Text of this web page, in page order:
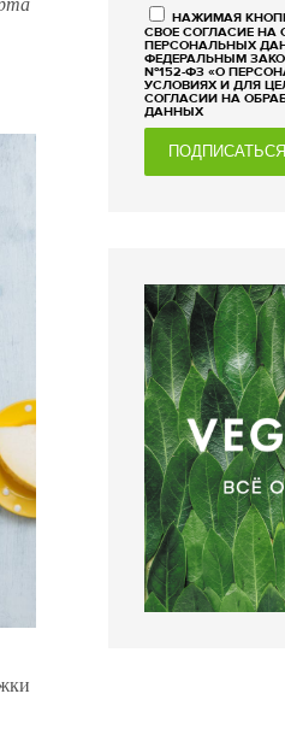
НАЖИМАЯ
СВОЕ СОГЛАСИЕ НА
ПЕРСОНАЛЬНЫХ
ФЕДЕРАЛЬНЫМ
№152-ФЗ «О
УСЛОВИЯХ И ДЛЯ
СОГЛАСИИ НА
ДАННЫХ
ПОДПИСАТЬСЯ